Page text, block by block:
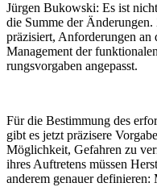
Jürgen Bukowski: Es ist
die Summe der
präzi­siert, Anfor­de­rungen
Manage­ment der
rungs­vor­gaben ange­passt.
Für die Bestim­mung des
gibt es jetzt präzi­sere
Möglich­keit, Gefahren zu
ihres Auftre­tens müssen
anderem genauer